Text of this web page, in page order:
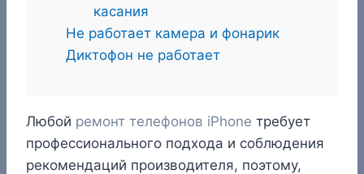
касания
Не работает камера и фонарик
Диктофон не работает
Любой ремонт телефонов iPhone требует
профессионального подхода и соблюдения
рекомендаций производителя, поэтому,